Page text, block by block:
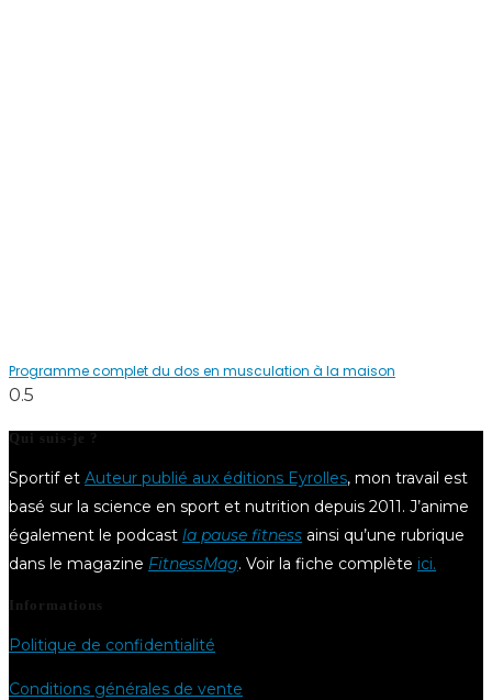
Programme complet du dos en musculation à la maison
Qui suis-je ?
Sportif et Auteur publié aux éditions Eyrolles, mon travail est
basé sur la science en sport et nutrition depuis 2011. J’anime
également le podcast la pause fitness ainsi qu’une rubrique
dans le magazine FitnessMag. Voir la fiche complète ici.
Informations
Politique de confidentialité
Conditions générales de vente